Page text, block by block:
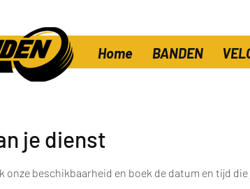
Home BANDEN
je dienst
onze beschikbaarheid en boek de datum en tijd